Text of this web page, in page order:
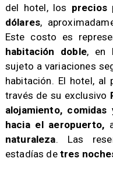
del hotel, los precios
dólares,
Este costo es
habitación doble, en
sujeto a variaciones
habitación. El hotel, al
través de su exclusivo
alojamiento,
hacia el aeropuerto,
naturaleza. Las
estadías detres